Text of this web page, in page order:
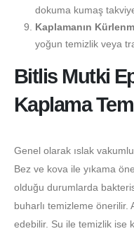
dokuma kumaş
Kaplamanın
yoğun temizlik veya
Bitlis Mutki
Kaplama
Genel olarak ıslak
Bez ve kova ile yıkama
olduğu durumlarda
buharlı temizleme önerilir.
edebilir. Su ile temizlik ise